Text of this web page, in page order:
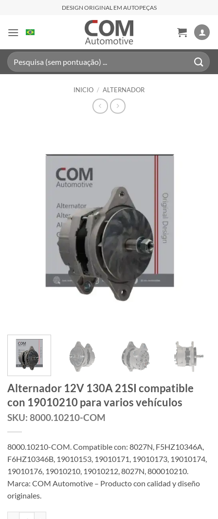
contenido
DESIGN ORIGINAL EM AUTOPEÇAS
Buscar
por:
INICIO / ALTERNADOR
Alternador 12V 130A 21SI compatible
con 19010210 para varios vehículos
SKU: 8000.10210-COM
8000.10210-COM. Compatible con: 8027N, F5HZ10346A,
F6HZ10346B, 19010153, 19010171, 19010173, 19010174,
19010176, 19010210, 19010212, 8027N, 800010210.
Marca: COM Automotive – Producto con calidad y diseño
originales.